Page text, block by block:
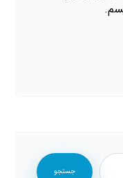
جستجو